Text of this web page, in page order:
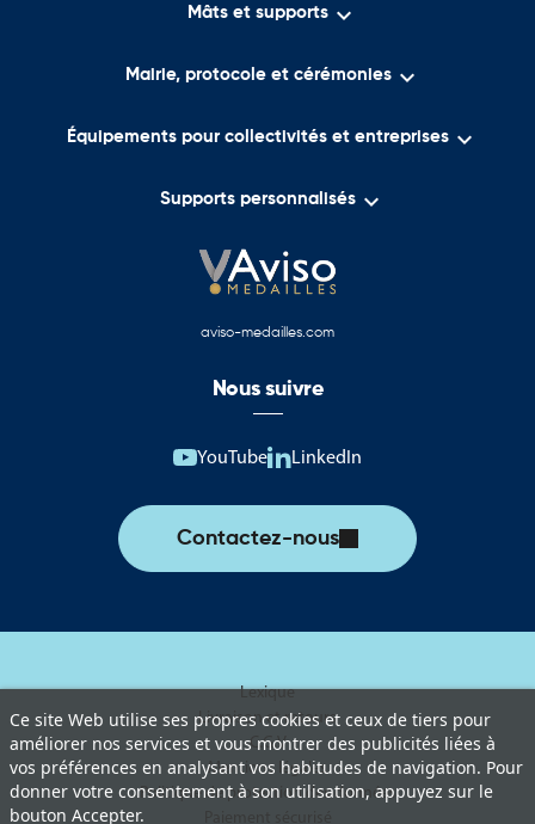
Mâts et supports 
Mairie, protocole et cérémonies 
Équipements pour collectivités et entreprises 
Supports personnalisés 
Ce site Web utilise ses propres cookies et ceux de tiers pour
améliorer nos services et vous montrer des publicités liées à
vos préférences en analysant vos habitudes de navigation. Pour
donner votre consentement à son utilisation, appuyez sur le
bouton Accepter.
aviso-medailles.com
Nous suivre
YouTube LinkedIn
Contactez-nous
Lexique
Livraison et retours
C.G.V
Mentions légales
Politique de protection des données